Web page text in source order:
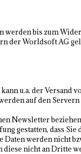
werden bis zum
der Worldsoft AG
u.a. der
auf den
Newsletter
gestatten, dass
werden nicht
nicht an Dritte